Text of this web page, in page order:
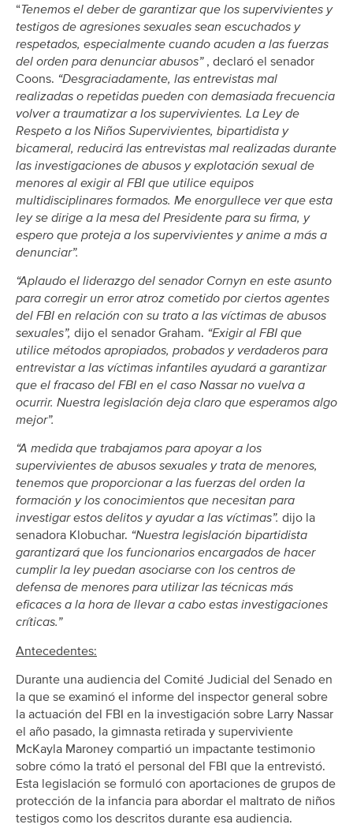
“Tenemos el deber de garantizar que los supervivientes y
testigos de agresiones sexuales sean escuchados y
respetados, especialmente cuando acuden a las fuerzas
del orden para denunciar abusos” , declaró el senador
Coons. “Desgraciadamente, las entrevistas mal
realizadas o repetidas pueden con demasiada frecuencia
volver a traumatizar a los supervivientes. La Ley de
Respeto a los Niños Supervivientes, bipartidista y
bicameral, reducirá las entrevistas mal realizadas durante
las investigaciones de abusos y explotación sexual de
menores al exigir al FBI que utilice equipos
multidisciplinares formados. Me enorgullece ver que esta
ley se dirige a la mesa del Presidente para su firma, y
espero que proteja a los supervivientes y anime a más a
denunciar”.
“Aplaudo el liderazgo del senador Cornyn en este asunto
para corregir un error atroz cometido por ciertos agentes
del FBI en relación con su trato a las víctimas de abusos
sexuales”, dijo el senador Graham. “Exigir al FBI que
utilice métodos apropiados, probados y verdaderos para
entrevistar a las víctimas infantiles ayudará a garantizar
que el fracaso del FBI en el caso Nassar no vuelva a
ocurrir. Nuestra legislación deja claro que esperamos algo
mejor”.
“A medida que trabajamos para apoyar a los
supervivientes de abusos sexuales y trata de menores,
tenemos que proporcionar a las fuerzas del orden la
formación y los conocimientos que necesitan para
investigar estos delitos y ayudar a las víctimas”. dijo la
senadora Klobuchar. “Nuestra legislación bipartidista
garantizará que los funcionarios encargados de hacer
cumplir la ley puedan asociarse con los centros de
defensa de menores para utilizar las técnicas más
eficaces a la hora de llevar a cabo estas investigaciones
críticas.”
Antecedentes:
Durante una audiencia del Comité Judicial del Senado en
la que se examinó el informe del inspector general sobre
la actuación del FBI en la investigación sobre Larry Nassar
el año pasado, la gimnasta retirada y superviviente
McKayla Maroney compartió un impactante testimonio
sobre cómo la trató el personal del FBI que la entrevistó.
Esta legislación se formuló con aportaciones de grupos de
protección de la infancia para abordar el maltrato de niños
testigos como los descritos durante esa audiencia.